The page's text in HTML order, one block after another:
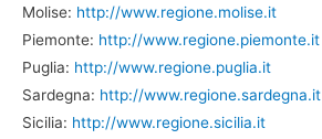
Molise: http://www.regione.molise.it
Piemonte: http://www.regione.piemonte.it
Puglia: http://www.regione.puglia.it
Sardegna: http://www.regione.sardegna.it
Sicilia: http://www.regione.sicilia.it